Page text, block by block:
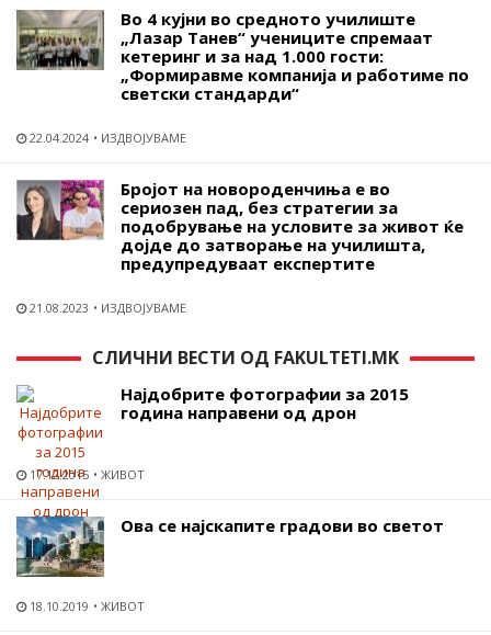
Во 4 кујни во средното училиште
„Лазар Танев“ учениците спремаат
кетеринг и за над 1.000 гости:
„Формиравме компанија и работиме по
светски стандарди“
22.04.2024 ИЗДВОЈУВАМЕ
Бројот на новороденчиња е во
сериозен пад, без стратегии за
подобрување на условите за живот ќе
дојде до затворање на училишта,
предупредуваат експертите
21.08.2023 ИЗДВОЈУВАМЕ
СЛИЧНИ ВЕСТИ ОД FAKULTETI.MK
Најдобрите фотографии за 2015
година направени од дрон
17.12.2015 ЖИВОТ
Ова се најскапите градови во светот
18.10.2019 ЖИВОТ